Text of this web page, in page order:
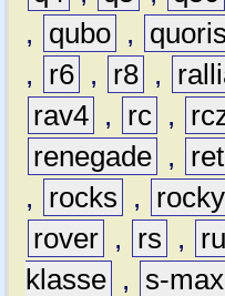
,
qubo , quoris
,
r6 , r8 ,
rav4 , rc ,
renegade ,
,
rocks , rocky
rover , rs ,
klasse , s-max